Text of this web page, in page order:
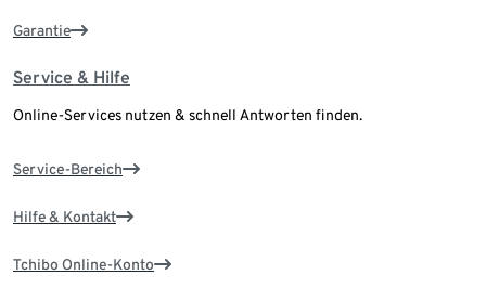
Garantie
Service & Hilfe
Online-Services nutzen & schnell Antworten finden.
Service-Bereich
Hilfe & Kontakt
Tchibo Online-Konto